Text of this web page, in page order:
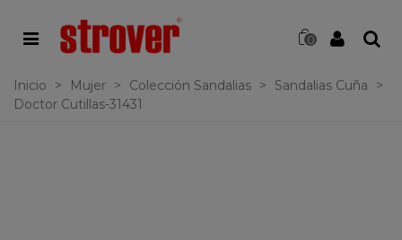
0
Inicio > Mujer > Colección Sandalias > Sandalias Cuña
>
Doctor Cutillas-31431